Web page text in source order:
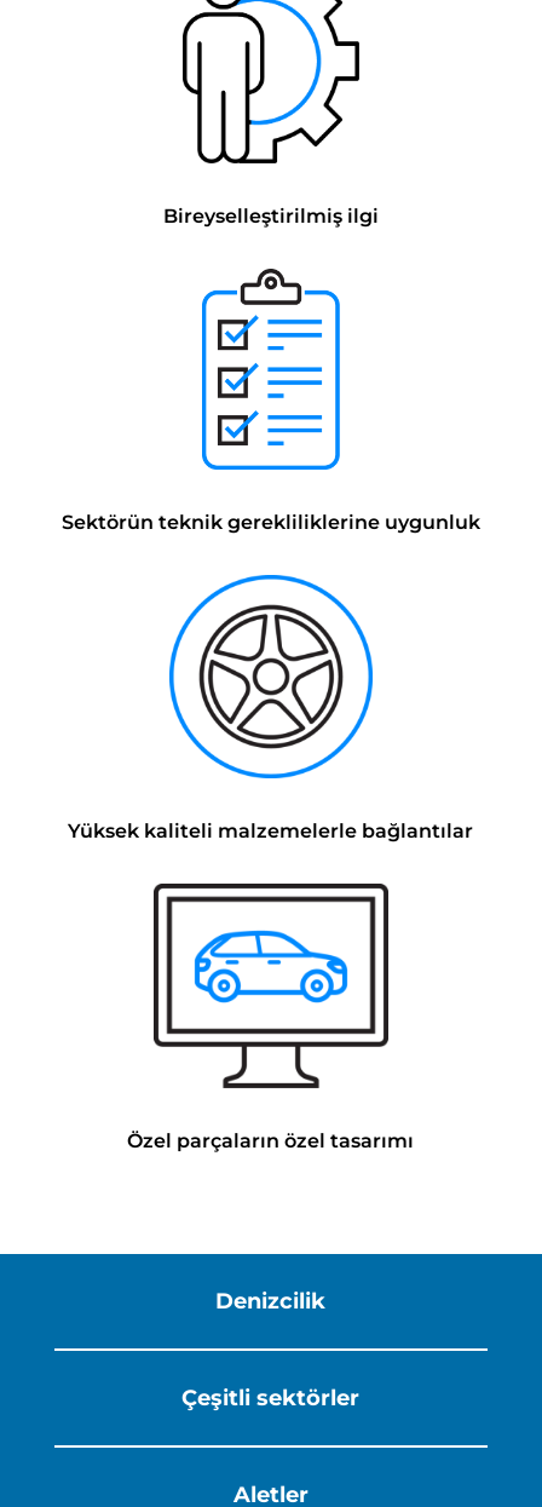
Bireyselleştirilmiş ilgi
Sektörün teknik gerekliliklerine uygunluk
Yüksek kaliteli malzemelerle bağlantılar
Özel parçaların özel tasarımı
Denizcilik
Çeşitli sektörler
Aletler